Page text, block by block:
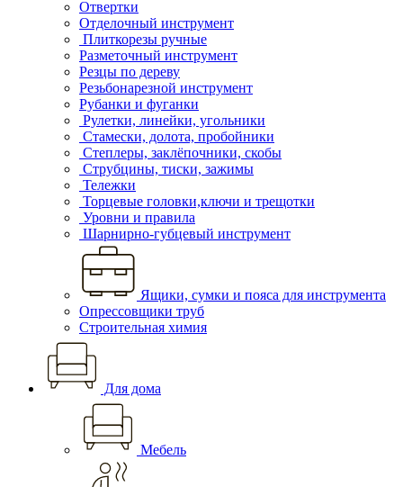
Отвертки
Отделочный инструмент
Плиткорезы ручные
Разметочный инструмент
Резцы по дереву
Резьбонарезной инструмент
Рубанки и фуганки
Рулетки, линейки, угольники
Стамески, долота, пробойники
Степлеры, заклёпочники, скобы
Струбцины, тиски, зажимы
Тележки
Торцевые головки,ключи и трещотки
Уровни и правила
Шарнирно-губцевый инструмент
Ящики, сумки и пояса для инструмента
Опрессовщики труб
Строительная химия
Для дома
Мебель